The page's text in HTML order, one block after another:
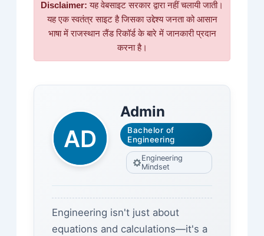
Disclaimer: यह वेबसाइट सरकार द्वारा नहीं चलायी जाती।
यह एक स्वतंत्र साइट है जिसका उद्देश्य जनता को आसान
भाषा में राजस्थान लैंड रिकॉर्ड के बारे में जानकारी प्रदान
करना है।
Admin
Bachelor of
Engineering
Engineering
Mindset
Engineering isn't just about
equations and calculations—it's a